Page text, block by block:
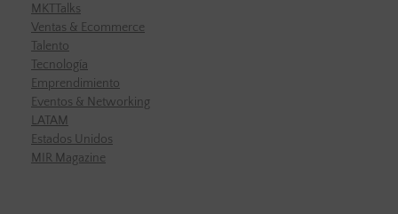
MKTTalks
Ventas & Ecommerce
Talento
Tecnología
Emprendimiento
Eventos & Networking
LATAM
Estados Unidos
MIR Magazine